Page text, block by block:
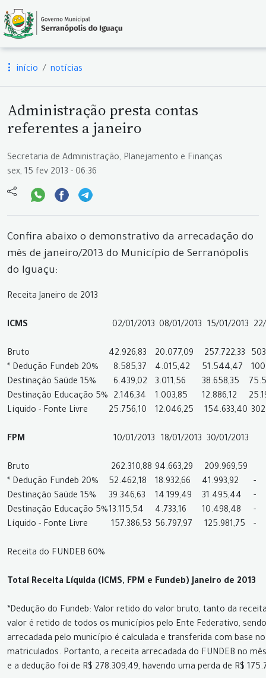
início notícias
Administração presta contas
referentes a janeiro
Secretaria de Administração, Planejamento e Finanças
sex, 15 fev 2013 - 06:36
Confira abaixo o demonstrativo da arrecadação do
mês de janeiro/2013 do Município de Serranópolis
do Iguaçu:
Receita Janeiro de 2013
ICMS 02/01/2013 08/01/2013 15/01/2013
Bruto 42.926,83 20.077,09 257.722,33
* Dedução Fundeb 20%
8.585,37 4.015,42 51.544,47
Destinação Saúde 15%
6.439,02 3.011,56 38.658,35
Destinação Educação 5%
2.146,34 1.003,85 12.886,12
Líquido - Fonte Livre
25.756,10 12.046,25 154.633,40
FPM 10/01/2013 18/01/2013 30/01/2013
Bruto 262.310,88 94.663,29
209.969,59
* Dedução Fundeb 20%
52.462,18 18.932,66 41.993,92
-
Destinação Saúde 15%
39.346,63 14.199,49 31.495,44
-
Destinação Educação 5% 13.115,54 4.733,16 10.498,48
-
Líquido - Fonte Livre
157.386,53 56.797,97 125.981,75 -
Receita do FUNDEB 60%
Total Receita Líquida (ICMS, FPM e Fundeb) Janeiro de 2013
*Dedução do Fundeb: Valor retido do valor bruto, tanto da
valor é retido de todos os municípios pelo Ente Federativo,
arrecadada pelo município é calculada e transferida com base
matriculados. Portanto, a receita arrecadada do FUNDEB no
e a dedução foi de R$ 278.309,49, havendo uma perda de R$